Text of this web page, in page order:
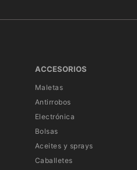
ACCESORIOS
Maletas
Antirrobos
Electrónica
Bolsas
Aceites y sprays
Caballetes